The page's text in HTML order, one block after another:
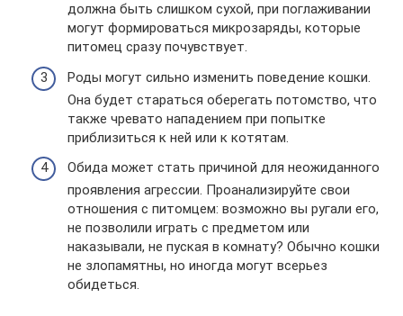
должна быть слишком сухой, при поглаживании
могут формироваться микрозаряды, которые
питомец сразу почувствует.
Роды могут сильно изменить поведение кошки.
Она будет стараться оберегать потомство, что
также чревато нападением при попытке
приблизиться к ней или к котятам.
Обида может стать причиной для неожиданного
проявления агрессии. Проанализируйте свои
отношения с питомцем: возможно вы ругали его,
не позволили играть с предметом или
наказывали, не пуская в комнату? Обычно кошки
не злопамятны, но иногда могут всерьез
обидеться.